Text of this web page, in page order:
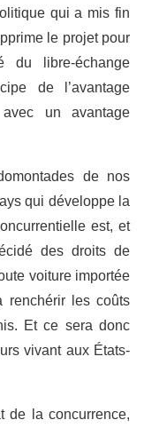
qui a mis fin
le projet pour
du libre-échange
de l’avantage
un avantage
de nos
qui développe la
est, et
des droits de
voiture importée
renchérir les coûts
Et ce sera donc
vivant aux États-
de la concurrence,